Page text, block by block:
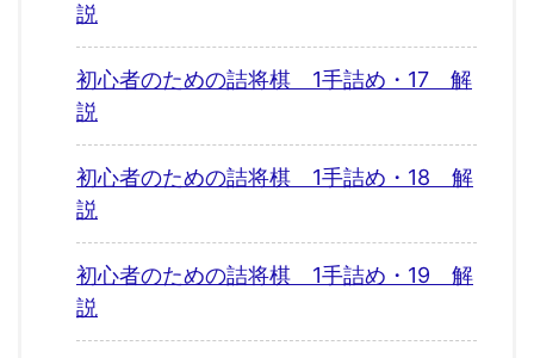
説
初心者のための詰将棋 1手詰め・17 解
説
初心者のための詰将棋 1手詰め・18 解
説
初心者のための詰将棋 1手詰め・19 解
説